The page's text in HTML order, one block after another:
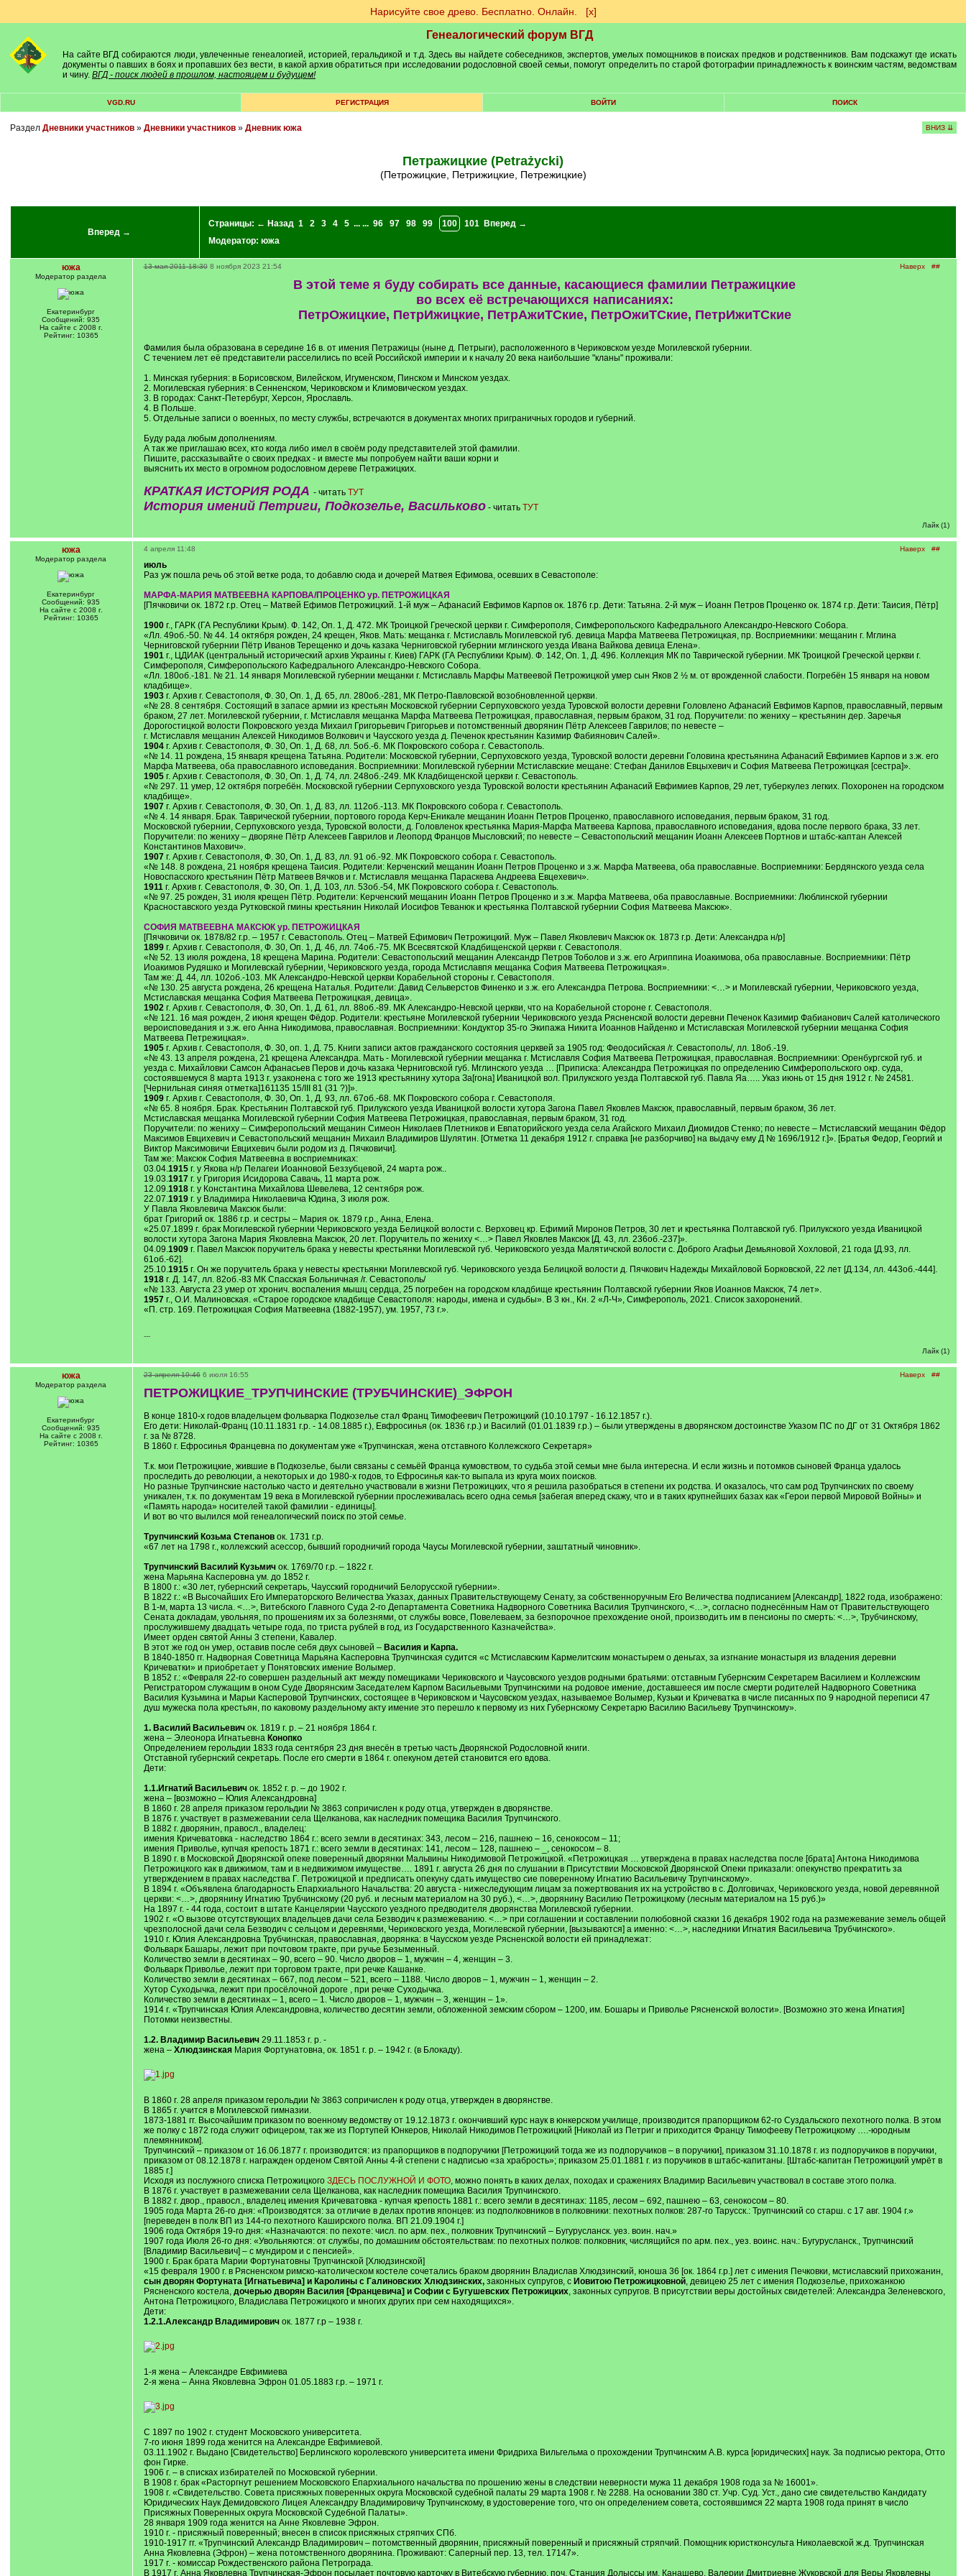
Нарисуйте свое древо. Бесплатно. Онлайн. [х]
Генеалогический форум ВГД
На сайте ВГД собираются люди, увлеченные генеалогией, историей, геральдикой и т.д. Здесь вы найдете собеседников, экспертов, умелых помощников в поисках предков и родственников. Вам подскажут где искать
документы о павших в боях и пропавших без вести, в какой архив обратиться при исследовании родословной своей семьи, помогут определить по старой фотографии принадлежность к воинским частям, ведомствам
и чину. ВГД - поиск людей в прошлом, настоящем и будущем!
VGD.RU РЕГИСТРАЦИЯ ВОЙТИ ПОИСК
Раздел Дневники участников» Дневники участников» Дневник южа ВНИЗ ⇊
Петражицкие (Petrażycki)
(Петрожицкие, Петрижицкие, Петрежицкие)
Вперед →
Страницы: ← Назад 1 2 3 4 5 ... ... 96 97 98 99 100 101
Вперед →
Модератор: южа
южа
Модератор раздела
Екатеринбург
Сообщений: 935
На сайте с 2008 г.
Рейтинг: 10365
Наверх ##
13 мая 2011 18:30 8 ноября 2023 21:54
В этой теме я буду собирать все данные, касающиеся фамилии Петражицкие
во всех её встречающихся написаниях:
ПетрОжицкие, ПетрИжицкие, ПетрАжиТСкие, ПетрОжиТСкие, ПетрИжиТСкие
Фамилия была образована в середине 16 в. от имения Петражицы (ныне д. Петрыги), расположенного в Чериковском уезде Могилевской губернии.
С течением лет её представители расселились по всей Российской империи и к началу 20 века наибольшие "кланы" проживали:
1. Минская губерния: в Борисовском, Вилейском, Игуменском, Пинском и Минском уездах.
2. Могилевская губерния: в Сенненском, Чериковском и Климовическом уездах.
3. В городах: Санкт-Петербург, Херсон, Ярославль.
4. В Польше.
5. Отдельные записи о военных, по месту службы, встречаются в документах многих приграничных городов и губерний.
Буду рада любым дополнениям.
А так же приглашаю всех, кто когда либо имел в своём роду представителей этой фамилии.
Пишите, рассказывайте о своих предках - и вместе мы попробуем найти ваши корни и
выяснить их место в огромном родословном дереве Петражицких.
КРАТКАЯ ИСТОРИЯ РОДА - читать ТУТ
История имений Петриги, Подкозелье, Васильково- читать ТУТ
Лайк (1)
южа
Модератор раздела
Екатеринбург
Сообщений: 935
На сайте с 2008 г.
Рейтинг: 10365
Наверх ##
4 апреля 11:48
июль
Раз уж пошла речь об этой ветке рода, то добавлю сюда и дочерей Матвея Ефимова, осевших в Севастополе:
МАРФА-МАРИЯ МАТВЕЕВНА КАРПОВА/ПРОЦЕНКО ур. ПЕТРОЖИЦКАЯ
[Пячковичи ок. 1872 г.р. Отец – Матвей Ефимов Петрожицкий. 1-й муж – Афанасий Евфимов Карпов ок. 1876 г.р. Дети: Татьяна. 2-й муж – Иоанн Петров Проценко ок. 1874 г.р. Дети: Таисия, Пётр]
1900г., ГАРК (ГА Республики Крым). Ф. 142, Оп. 1, Д. 472. МК Троицкой Греческой церкви г. Симферополя, Симферопольского Кафедрального Александро-Невского Собора.
«Лл. 49об.-50. № 44. 14 октября рожден, 24 крещен, Яков. Мать: мещанка г. Мстиславль Могилевской губ. девица Марфа Матвеева Петрожицкая, пр. Восприемники: мещанин г. Мглина
Черниговской губернии Пётр Иванов Терещенко и дочь казака Черниговской губернии мглинского уезда Ивана Вайкова девица Елена».
1901г., ЦДИАК (центральный исторический архив Украины г. Киев) ГАРК (ГА Республики Крым). Ф. 142, Оп. 1, Д. 496. Коллекция МК по Таврической губернии. МК Троицкой Греческой церкви г.
Симферополя, Симферопольского Кафедрального Александро-Невского Собора.
«Лл. 180об.-181. № 21. 14 января Могилевской губернии мещанки г. Мстиславль Марфы Матвеевой Петрожицкой умер сын Яков 2 ½ м. от врожденной слабости. Погребён 15 января на новом
кладбище».
1903г. Архив г. Севастополя, Ф. 30, Оп. 1, Д. 65, лл. 280об.-281, МК Петро-Павловской возобновленной церкви.
«№ 28. 8 сентября. Состоящий в запасе армии из крестьян Московской губернии Серпуховского уезда Туровской волости деревни Головлено Афанасий Евфимов Карпов, православный, первым
браком, 27 лет. Могилевской губернии, г. Мстиславля мещанка Марфа Матвеева Петрожицкая, православная, первым браком, 31 год. Поручители: по жениху – крестьянин дер. Заречья
Дорогостицкой волости Покровского уезда Михаил Григорьевич Григорьев и потомственный дворянин Пётр Алексеев Гаврилов; по невесте –
г. Мстиславля мещанин Алексей Никодимов Волкович и Чаусского уезда д. Печенок крестьянин Казимир Фабиянович Салей».
1904г. Архив г. Севастополя, Ф. 30, Оп. 1, Д. 68, лл. 5об.-6. МК Покровского собора г. Севастополь.
«№ 14. 11 рождена, 15 января крещена Татьяна. Родители: Московской губернии, Серпуховского уезда, Туровской волости деревни Головина крестьянина Афанасий Евфимиев Карпов и з.ж. его
Марфа Матвеева, оба православного исповедания. Восприемники: Могилевской губернии Мстиславские мещане: Стефан Данилов Евцыхевич и София Матвеева Петрожицкая [сестра]».
1905г. Архив г. Севастополя, Ф. 30, Оп. 1, Д. 74, лл. 248об.-249. МК Кладбищенской церкви г. Севастополь.
«№ 297. 11 умер, 12 октября погребён. Московской губернии Серпуховского уезда Туровской волости крестьянин Афанасий Евфимиев Карпов, 29 лет, туберкулез легких. Похоронен на городском
кладбище».
1907 г. Архив г. Севастополя, Ф. 30, Оп. 1, Д. 83, лл. 112об.-113. МК Покровского собора г. Севастополь.
«№ 4. 14 января. Брак. Таврической губернии, портового города Керч-Еникале мещанин Иоанн Петров Проценко, православного исповедания, первым браком, 31 год.
Московской губернии, Серпуховского уезда, Туровской волости, д. Головленок крестьянка Мария-Марфа Матвеева Карпова, православного исповедания, вдова после первого брака, 33 лет.
Поручители: по жениху – дворяне Пётр Алексеев Гаврилов и Леопорд Францов Мысловский; по невесте – Севастопольский мещанин Иоанн Алексеев Портнов и штабс-каптан Алексей
Константинов Махович».
1907г. Архив г. Севастополя, Ф. 30, Оп. 1, Д. 83, лл. 91 об.-92. МК Покровского собора г. Севастополь.
«№ 148. 8 рождена, 21 ноября крещена Таисия. Родители: Керченский мещанин Иоанн Петров Проценко и з.ж. Марфа Матвеева, оба православные. Восприемники: Бердянского уезда села
Новоспасского крестьянин Пётр Матвеев Вячков и г. Мстиславля мещанка Параскева Андреева Евцехевич».
1911г. Архив г. Севастополя, Ф. 30, Оп. 1, Д. 103, лл. 53об.-54, МК Покровского собора г. Севастополь.
«№ 97. 25 рожден, 31 июля крещен Пётр. Родители: Керченский мещанин Иоанн Петров Проценко и з.ж. Марфа Матвеева, оба православные. Восприемники: Люблинской губернии
Красноставского уезда Рутковской гмины крестьянин Николай Иосифов Теванюк и крестьянка Полтавской губернии София Матвеева Максюк».
СОФИЯ МАТВЕЕВНА МАКСЮК ур. ПЕТРОЖИЦКАЯ
[Пячковичи ок. 1878/82 г.р. – 1957 г. Севастополь. Отец – Матвей Ефимович Петрожицкий. Муж – Павел Яковлевич Максюк ок. 1873 г.р. Дети: Александра н/р]
1899г. Архив г. Севастополя, Ф. 30, Оп. 1, Д. 46, лл. 74об.-75. МК Всесвятской Кладбищенской церкви г. Севастополя.
«№ 52. 13 июля рождена, 18 крещена Марина. Родители: Севастопольский мещанин Александр Петров Тоболов и з.ж. его Агриппина Иоакимова, оба православные. Восприемники: Пётр
Иоакимов Рудяшко и Могилевскай губернии, Чериковского уезда, города Мстиславпя мещанка София Матвеева Петрожицкая».
Там же: Д. 44, лл. 102об.-103. МК Александро-Невской церкви Корабельной стороны г. Севастополя.
«№ 130. 25 августа рождена, 26 крещена Наталья. Родители: Давид Сельверстов Финенко и з.ж. его Александра Петрова. Восприемники: <…> и Могилевскай губернии, Чериковского уезда,
Мстиславская мещанка София Матвеева Петрожицкая, девица».
1902г. Архив г. Севастополя, Ф. 30, Оп. 1, Д. 61, лл. 88об.-89. МК Александро-Невской церкви, что на Корабельной стороне г. Севастополя.
«№ 121. 16 мая рожден, 2 июня крещен Фёдор. Родители: крестьяне Могилевской губернии Чериковского уезда Рясненской волости деревни Печенок Казимир Фабианович Салей католического
вероисповедания и з.ж. его Анна Никодимова, православная. Восприемники: Кондуктор 35-го Экипажа Никита Иоаннов Найденко и Мстиславская Могилевской губернии мещанка София
Матвеева Петрежицкая».
1905г. Архив г. Севастополя, Ф. 30, оп. 1, Д. 75. Книги записи актов гражданского состояния церквей за 1905 год: Феодосийская /г. Севастополь/, лл. 18об.-19.
«№ 43. 13 апреля рождена, 21 крещена Александра. Мать - Могилевской губернии мещанка г. Мстиславля София Матвеева Петрожицкая, православная. Восприемники: Оренбургской губ. и
уезда с. Михайловки Самсон Афанасьев Перов и дочь казака Черниговской губ. Мглинского уезда … [Приписка: Александра Петрожицкая по определению Симферопольского окр. суда,
состоявшемуся 8 марта 1913 г. узаконена с того же 1913 крестьянину хутора За[гона] Иваницкой вол. Прилукского уезда Полтавской губ. Павла Яа….. Указ июнь от 15 дня 1912 г. № 24581.
[Чернильная синяя отметка]161135 15/III 81 (31 ?)]».
1909г. Архив г. Севастополя, Ф. 30, Оп. 1, Д. 93, лл. 67об.-68. МК Покровского собора г. Севастополя.
«№ 65. 8 ноября. Брак. Крестьянин Полтавской губ. Прилукского уезда Иваницкой волости хутора Загона Павел Яковлев Максюк, православный, первым браком, 36 лет.
Мстиславская мещанка Могилевской губернии София Матвеева Петрожицкая, православная, первым браком, 31 год.
Поручители: по жениху – Симферопольский мещанин Симеон Николаев Плетников и Евпаторийского уезда села Агайского Михаил Диомидов Стенко; по невесте – Мстиславский мещанин Фёдор
Максимов Евцихевич и Севастопольский мещанин Михаил Владимиров Шулятин. [Отметка 11 декабря 1912 г. справка [не разборчиво] на выдачу ему Д № 1696/1912 г.]». [Братья Федор, Георгий и
Виктор Максимовичи Евцихевич были родом из д. Пячковичи].
Там же: Максюк София Матвеевна в восприемниках:
03.04.1915г. у Якова н/р Пелагеи Иоанновой Беззубцевой, 24 марта рож..
19.03.1917г. у Григория Исидорова Савачь, 11 марта рож.
12.09.1918г. у Константина Михайлова Шевелева, 12 сентября рож.
22.07.1919г. у Владимира Николаевича Юдина, 3 июля рож.
У Павла Яковлевича Максюк были:
брат Григорий ок. 1886 г.р. и сестры – Мария ок. 1879 г.р., Анна, Елена.
«25.07.1899 г. брак Могилевской губернии Чериковского уезда Белицкой волости с. Верховец кр. Ефимий Миронов Петров, 30 лет и крестьянка Полтавской губ. Прилукского уезда Иваницкой
волости хутора Загона Мария Яковлевна Максюк, 20 лет. Поручитель по жениху <…> Павел Яковлев Максюк [Д. 43, лл. 236об.-237]».
04.09.1909г. Павел Максюк поручитель брака у невесты крестьянки Могилевской губ. Чериковского уезда Малятичской волости с. Доброго Агафьи Демьяновой Хохловой, 21 года [Д.93, лл.
61об.-62].
25.10.1915г. Он же поручитель брака у невесты крестьянки Могилевской губ. Чериковского уезда Белицкой волости д. Пячкович Надежды Михайловой Борковской, 22 лет [Д.134, лл. 443об.-444].
1918г. Д. 147, лл. 82об.-83 МК Спасская Больничная /г. Севастополь/
«№ 133. Августа 23 умер от хронич. воспаления мышц сердца, 25 погребен на городском кладбище крестьянин Полтавской губернии Яков Иоаннов Максюк, 74 лет».
1957г., О.И. Малиновская. «Старое городское кладбище Севастополя: народы, имена и судьбы». В 3 кн., Кн. 2 «Л-Ч», Симферополь, 2021. Список захоронений.
«П. стр. 169. Петрожицкая София Матвеевна (1882-1957), ум. 1957, 73 г.».
---
Лайк (1)
южа
Модератор раздела
Екатеринбург
Сообщений: 935
На сайте с 2008 г.
Рейтинг: 10365
Наверх ##
23 апреля 19:46 6 июля 16:55
ПЕТРОЖИЦКИЕ_ТРУПЧИНСКИЕ (ТРУБЧИНСКИЕ)_ЭФРОН
В конце 1810-х годов владельцем фольварка Подкозелье стал Франц Тимофеевич Петрожицкий (10.10.1797 - 16.12.1857 г.).
Его дети: Николай-Франц (10.11.1831 г.р. - 14.08.1885 г.), Евфросинья (ок. 1836 г.р.) и Василий (01.01.1839 г.р.) – были утверждены в дворянском достоинстве Указом ПС по ДГ от 31 Октября 1862
г. за № 8728.
В 1860 г. Ефросинья Францевна по документам уже «Трупчинская, жена отставного Коллежского Секретаря»
Т.к. мои Петрожицкие, жившие в Подкозелье, были связаны с семьёй Франца кумовством, то судьба этой семьи мне была интересна. И если жизнь и потомков сыновей Франца удалось
проследить до революции, а некоторых и до 1980-х годов, то Ефросинья как-то выпала из круга моих поисков.
Но разные Трупчинские настолько часто и деятельно участвовали в жизни Петрожицких, что я решила разобраться в степени их родства. И оказалось, что сам род Трупчинских по своему
уникален, т.к. по документам 19 века в Могилевской губернии прослеживалась всего одна семья [забегая вперед скажу, что и в таких крупнейших базах как «Герои первой Мировой Войны» и
«Память народа» носителей такой фамилии - единицы].
И вот во что вылился мой генеалогический поиск по этой семье.
Трупчинский Козьма Степановок. 1731 г.р.
«67 лет на 1798 г., коллежский асессор, бывший городничий города Чаусы Могилевской губернии, заштатный чиновник».
Трупчинский Василий Кузьмичок. 1769/70 г.р. – 1822 г.
жена Марьяна Касперовна ум. до 1852 г.
В 1800 г.: «30 лет, губернский секретарь, Чаусский городничий Белорусской губернии».
В 1822 г.: «В Высочайших Его Императорского Величества Указах, данных Правительствующему Сенату, за собственноручным Его Величества подписанием [Александр], 1822 года, изображено:
В 1-м, марта 13 числа. <…>, Витебского Главного Суда 2-го Департамента Советника Надворного Советника Василия Трупчинского, <…>, согласно поднесённым Нам от Правительствующего
Сената докладам, увольняя, по прошениям их за болезнями, от службы вовсе, Повелеваем, за безпорочное прехождение оной, производить им в пенсионы по смерть: <…>, Трубчинскому,
прослужившему двадцать четыре года, по триста рублей в год, из Государственного Казначейства».
Имеет орден святой Анны 3 степени, Кавалер.
В этот же год он умер, оставив после себя двух сыновей – Василия и Карпа.
В 1840-1850 гг. Надворная Советница Марьяна Касперовна Трупчинская судится «с Мстиславским Кармелитским монастырем о деньгах, за изгнание монастыря из владения деревни
Кричеватки» и приобретает у Понятовских имение Волымер.
В 1852 г.: «Февраля 22-го совершен раздельный акт между помещиками Чериковского и Чаусовского уездов родными братьями: отставным Губернским Секретарем Василием и Коллежским
Регистратором служащим в оном Суде Дворянским Заседателем Карпом Васильевыми Трупчинскими на родовое имение, доставшееся им после смерти родителей Надворного Советника
Василия Кузьмина и Марьи Касперовой Трупчинских, состоящее в Чериковском и Чаусовском уездах, называемое Волымер, Кузьки и Кричеватка в числе писанных по 9 народной переписи 47
душ мужеска пола крестьян, по каковому раздельному акту имение это перешло к первому из них Губернскому Секретарю Василию Васильеву Трупчинскому».
1. Василий Васильевичок. 1819 г. р. – 21 ноября 1864 г.
жена – Элеонора Игнатьевна Конопко
Определением герольдии 1833 года сентября 23 дня внесён в третью часть Дворянской Родословной книги.
Отставной губернский секретарь. После его смерти в 1864 г. опекуном детей становится его вдова.
Дети:
1.1.Игнатий Васильевич ок. 1852 г. р. – до 1902 г.
жена – [возможно – Юлия Александровна]
В 1860 г. 28 апреля приказом герольдии № 3863 сопричислен к роду отца, утвержден в дворянстве.
В 1876 г. участвует в размежевании села Щелканова, как наследник помещика Василия Трупчинского.
В 1882 г. дворянин, правосл., владелец:
имения Кричеватовка - наследство 1864 г.: всего земли в десятинах: 343, лесом – 216, пашнею – 16, сенокосом – 11;
имения Приволье, купчая крепость 1871 г.: всего земли в десятинах: 141, лесом – 128, пашнею – _, сенокосом – 8.
В 1890 г. в Московской Дворянской опеке поверенный дворянки Мальвины Никодимовой Петрожицкой. «Петрожицкая … утверждена в правах наследства после [брата] Антона Никодимова
Петрожицкого как в движимом, там и в недвижимом имуществе…. 1891 г. августа 26 дня по слушании в Присутствии Московской Дворянской Опеки приказали: опекунство прекратить за
утверждением в правах наследства Г. Петрожицкой и предписать опекуну сдать имущество сие поверенному Игнатию Васильевичу Трупчинскому».
В 1894 г. «Объявлена благодарность Епархиального Начальства: 20 августа - нижеследующим лицам за пожертвования их на устройство в c. Долговичах, Чериковского уезда, новой деревянной
церкви: <…>, дворянину Игнатию Трубчинскому (20 руб. и лесным материалом на 30 руб.), <…>, дворянину Василию Петрожицкому (лесным материалом на 15 руб.)»
На 1897 г. - 44 года, состоит в штате Канцелярии Чаусского уездного предводителя дворянства Могилевской губернии.
1902 г. «О вызове отсутствующих владельцев дачи села Безводич к размежеванию. <…> при соглашении и составлении полюбовной сказки 16 декабря 1902 года на размежевание земель общей
чрезполосной дачи села Безводич с сельцом и деревнями, Чериковского уезда, Могилевской губернии, [вызываются] а именно: <…>, наследники Игнатия Васильевича Трубчинского».
1910 г. Юлия Александровна Трубчинская, православная, дворянка: в Чаусском уезде Рясненской волости ей принадлежат:
Фольварк Башары, лежит при почтовом тракте, при ручье Безыменный.
Количество земли в десятинах – 90, всего – 90. Число дворов – 1, мужчин – 4, женщин – 3.
Фольварк Приволье, лежит при торговом тракте, при речке Кашанке.
Количество земли в десятинах – 667, под лесом – 521, всего – 1188. Число дворов – 1, мужчин – 1, женщин – 2.
Хутор Суходычка, лежит при просёлочной дороге , при речке Суходычка.
Количество земли в десятинах – 1, всего – 1. Число дворов – 1, мужчин – 3, женщин – 1».
1914 г. «Трупчинская Юлия Александровна, количество десятин земли, обложенной земским сбором – 1200, им. Бошары и Приволье Рясненской волости». [Возможно это жена Игнатия]
Потомки неизвестны.
1.2. Владимир Васильевич29.11.1853 г. р. -
жена – ХлюдзинскаяМария Фортунатовна, ок. 1851 г. р. – 1942 г. (в Блокаду).
В 1860 г. 28 апреля приказом герольдии № 3863 сопричислен к роду отца, утвержден в дворянстве.
В 1865 г. учится в Могилевской гимназии.
1873-1881 гг. Высочайшим приказом по военному ведомству от 19.12.1873 г. окончивший курс наук в юнкерском училище, производится прапорщиком 62-го Суздальского пехотного полка. В этом
же полку с 1872 года служит офицером, так же из Портупей Юнкеров, Николай Никодимов Петрожицкий [Николай из Петриг и приходится Францу Тимофееву Петрожицкому ….-юродным
племянником].
Трупчинский – приказом от 16.06.1877 г. производится: из прапорщиков в подпоручики [Петрожицкий тогда же из подпоручиков – в поручики], приказом 31.10.1878 г. из подпоручиков в поручики,
приказом от 08.12.1878 г. награжден орденом Святой Анны 4-й степени с надписью «за храбрость»; приказом 25.01.1881 г. из поручиков в штабс-капитаны. [Штабс-капитан Петрожицкий умрёт в
1885 г.]
Исходя из послужного списка Петрожицкого ЗДЕСЬ ПОСЛУЖНОЙ И ФОТО, можно понять в каких делах, походах и сражениях Владимир Васильевич участвовал в составе этого полка.
В 1876 г. участвует в размежевании села Щелканова, как наследник помещика Василия Трупчинского.
В 1882 г. двор., правосл., владелец имения Кричеватовка - купчая крепость 1881 г.: всего земли в десятинах: 1185, лесом – 692, пашнею – 63, сенокосом – 80.
1905 года Марта 26-го дня: «Производятся: за отличие в делах против японцев: из подполковников в полковники: пехотных полков: 287-го Тарусск.: Трупчинский со старш. с 17 авг. 1904 г.»
[переведен в полк ВП из 144-го пехотного Каширского полка. ВП 21.09.1904 г.]
1906 года Октября 19-го дня: «Назначаются: по пехоте: числ. по арм. пех., полковник Трупчинский – Бугурусланск. уез. воин. нач.»
1907 года Июля 26-го дня: «Увольняются: от службы, по домашним обстоятельствам: по пеxотных полков: полковник, числящийся по арм. пеx., yез. воинс. нач.: Бугурусланск., Трупчинский
[Владимир Васильевич] – с мундиром и с пенсией».
1900 г. Брак брата Марии Фортунатовны Трупчинской [Хлюдзинской]
«15 февраля 1900 г. в Рясненском римско-католическом костеле сочетались браком дворянин Владислав Хлюдзинский, юноша 36 [ок. 1864 г.р.] лет с имения Печковки, мстиславский прихожанин,
сын дворян Фортуната [Игнатьевича] и Каролины с Галиновских Хлюдзинских,законных супругов, с Иовитою Петрожицковной, девицею 25 лет с имения Подкозелье, прихожанкою
Рясненского костела, дочерью дворян Василия [Францевича] и Софии с Бугушевских Петрожицких, законных супругов. В присутствии веры достойных свидетелей: Александра Зеленевского,
Антона Петрожицкого, Владислава Петрожицкого и многих других при сем находящихся».
Дети:
1.2.1.Александр Владимирович ок. 1877 г.р – 1938 г.
1-я жена – Александре Евфимиева
2-я жена – Анна Яковлевна Эфрон 01.05.1883 г.р. – 1971 г.
С 1897 по 1902 г. студент Московского университета.
7-го июня 1899 года женится на Александре Евфимиевой.
03.11.1902 г. Выдано [Свидетельство] Берлинского королевского университета имени Фридриха Вильгельма о прохождении Трупчинским А.В. курса [юридических] наук. За подписью ректора, Отто
фон Гирке.
1906 г. – в списках избирателей по Московской губернии.
В 1908 г. брак «Расторгнут решением Московского Епархиального начальства по прошению жены в следствии неверности мужа 11 декабря 1908 года за № 16001».
1908 г. «Свидетельство. Совета присяжных поверенных округа Московской судебной палаты 29 марта 1908 г. № 2288. На основании 380 ст. Учр. Суд. Уст., дано сие свидетельство Кандидату
Юридических Наук Демидовского Лицея Александру Владимировичу Трупчинскому, в удостоверение того, что он определением совета, состоявшимся 22 марта 1908 года принят в число
Присяжных Поверенных округа Московской Судебной Палаты».
28 января 1909 года женится на Анне Яковлевне Эфрон.
1910 г. - присяжный поверенный; внесен в список присяжных стряпчих СПб.
1910-1917 гг. «Трупчинский Александр Владимирович – потомственный дворянин, присяжный поверенный и присяжный стряпчий. Помощник юристконсульта Николаевской ж.д. Трупчинская
Анна Яковлевна (Эфрон) – жена потомственного дворянина. Проживают: Саперный пер. 13, тел. 17147».
1917 г. - комиссар Рождественского района Петрограда.
В 1917 г. Анна Яковлевна Трупчинская-Эфрон посылает почтовую карточку в Витебскую губернию, поч. Станция Долыссы им. Канашево, Валерии Дмитриевне Жуковской для Веры Яковлевны